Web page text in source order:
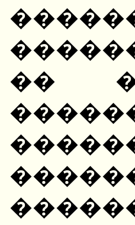
��